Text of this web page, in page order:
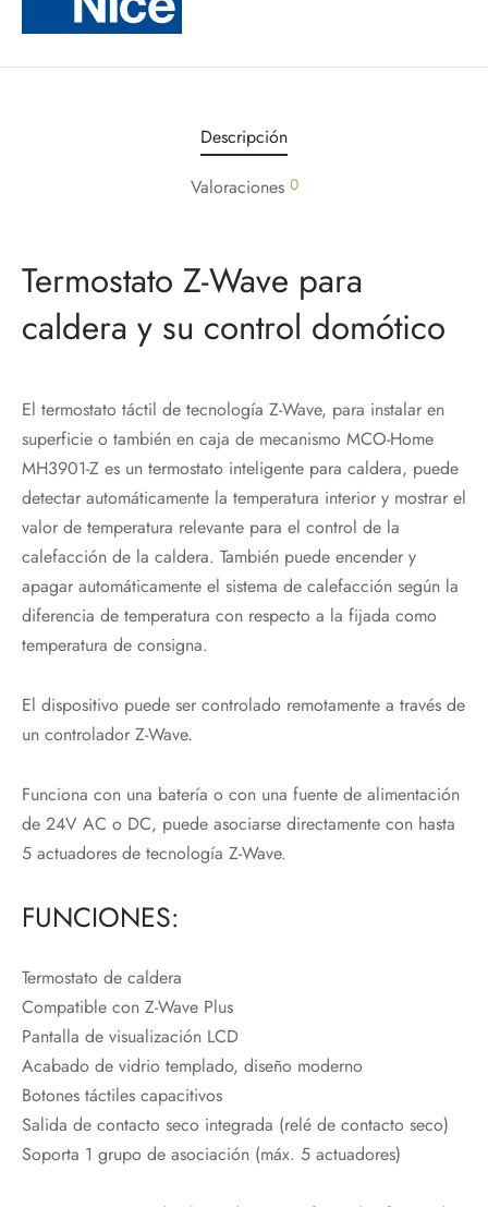
Descripción
Valoraciones 0
Termostato Z-Wave para
caldera y su control domótico
El termostato táctil de tecnología Z-Wave, para instalar en
superficie o también en caja de mecanismo MCO-Home
MH3901-Z es un termostato inteligente para caldera, puede
detectar automáticamente la temperatura interior y mostrar el
valor de temperatura relevante para el control de la
calefacción de la caldera. También puede encender y
apagar automáticamente el sistema de calefacción según la
diferencia de temperatura con respecto a la fijada como
temperatura de consigna.
El dispositivo puede ser controlado remotamente a través de
un controlador Z-Wave.
Funciona con una batería o con una fuente de alimentación
de 24V AC o DC, puede asociarse directamente con hasta
5 actuadores de tecnología Z-Wave.
FUNCIONES:
Termostato de caldera
Compatible con Z-Wave Plus
Pantalla de visualización LCD
Acabado de vidrio templado, diseño moderno
Botones táctiles capacitivos
Salida de contacto seco integrada (relé de contacto seco)
Soporta 1 grupo de asociación (máx. 5 actuadores)